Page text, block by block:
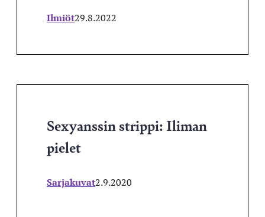
Ilmiöt29.8.2022
Sexyanssin strippi: Iliman
pielet
Sarjakuvat2.9.2020